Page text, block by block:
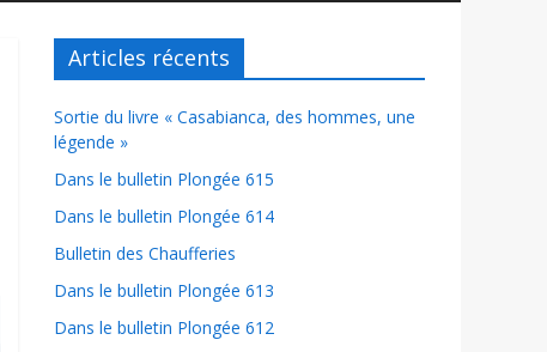
Articles récents
Sortie du livre « Casabianca, des hommes, une
légende »
Dans le bulletin Plongée 615
Dans le bulletin Plongée 614
Bulletin des Chaufferies
Dans le bulletin Plongée 613
Dans le bulletin Plongée 612